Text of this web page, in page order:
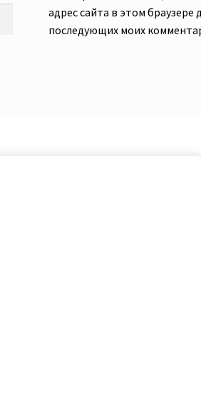
адрес сайта в этом браузере
последующих моих